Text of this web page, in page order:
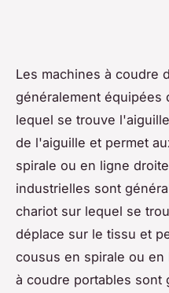
Les machines à coudre
généralement équipées
lequel se trouve
de l'aiguille et permet
spirale ou en ligne
industrielles sont
chariot sur lequel se
déplace sur le tissu et
cousus en spirale ou
à coudre portables sont